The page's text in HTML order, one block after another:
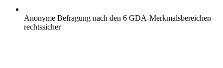
Anonyme Befragung nach den 6 GDA-Merkmalsbereichen -
rechtssicher